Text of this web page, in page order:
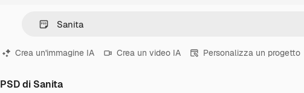
Crea un'immagine IA Crea un video IA Personalizza un progetto
PSD di Sanita